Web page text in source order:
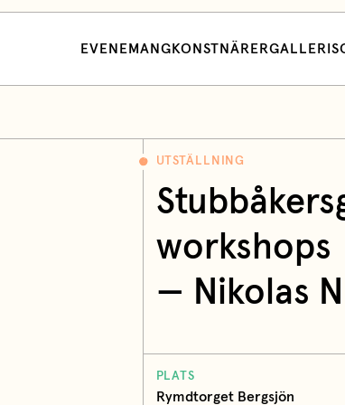
EVENEMANG KONSTNÄRERGALLERI
UTSTÄLLNING
workshops
— Nikolas
PLATS
Rymdtorget Bergsjön